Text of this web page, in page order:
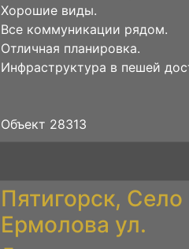
Хорошие виды.
Все коммуникации рядом.
Отличная планировка.
Инфраструктура в пешей
Объект 28313
Пятигорск,
Ермолова ул.